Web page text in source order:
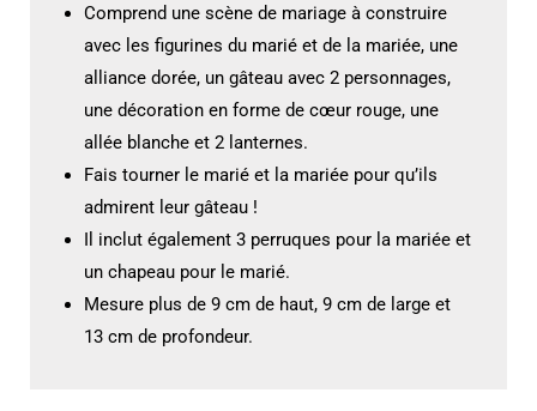
Comprend une scène de mariage à construire
avec les figurines du marié et de la mariée, une
alliance dorée, un gâteau avec 2 personnages,
une décoration en forme de cœur rouge, une
allée blanche et 2 lanternes.
Fais tourner le marié et la mariée pour qu’ils
admirent leur gâteau !
Il inclut également 3 perruques pour la mariée et
un chapeau pour le marié.
Mesure plus de 9 cm de haut, 9 cm de large et
13 cm de profondeur.